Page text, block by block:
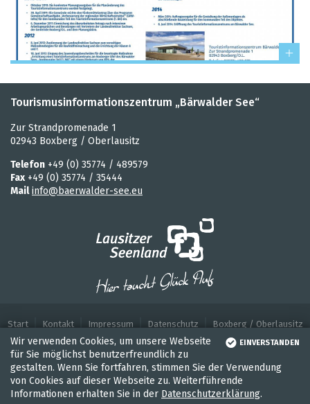
WASSER RADFAHREN WANDEL UNTERKÜNFTE
EINVERSTANDEN
Wir verwenden Cookies, um unsere Webseite
für Sie möglichst benutzerfreundlich zu
gestalten. Wenn Sie fortfahren, stimmen Sie der Verwendung
von Cookies auf dieser Webseite zu. Weiterführende
Informationen erhalten Sie in der Datenschutzerklärung.
Tourismusinformationszentrum „Bärwalder See“
Zur Strandpromenade 1
02943 Boxberg / Oberlausitz
Telefon +49 (0) 35774 / 489579
Fax +49 (0) 35774 / 35444
Mail info@baerwalder-see.eu
Start Kontakt Impressum Datenschutz Boxberg / Oberlausitz